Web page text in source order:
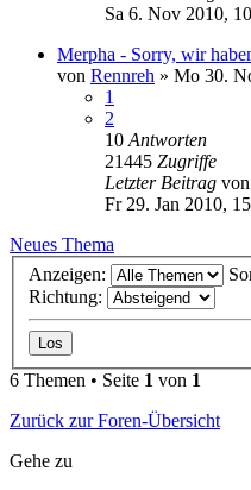
Sa 6. Nov 2010,
Merpha - Sorry, wir
von Rennreh » Mo 30.
1
2
10 Antworten
21445 Zugriffe
Letzter Beitrag von
Fr 29. Jan 2010,
Neues Thema
Anzeigen:
Richtung:
6 Themen • Seite 1 von 1
Zurück zur Foren-Übersicht
Gehe zu